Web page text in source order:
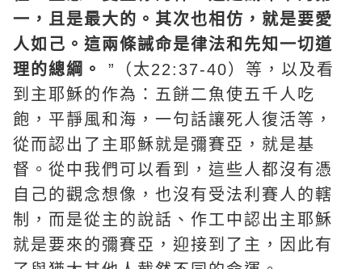
一，且是最大的。其次也相仿，就是要愛
人如己。這兩條誡命是律法和先知一切道
理的總綱。
”（太22:37-40）等，以及看
到主耶穌的作為： 五餅二魚使五千人吃
飽，平靜風和海，一句話讓死人復活等，
從而認出了主耶穌就是彌賽亞，就是基
督。從中我們可以看到，這些人都沒有憑
自己的觀念想像，也沒有受法利賽人的轄
制，而是從主的說話、作工中認出主耶穌
就是要來的彌賽亞，迎接到了主，因此有